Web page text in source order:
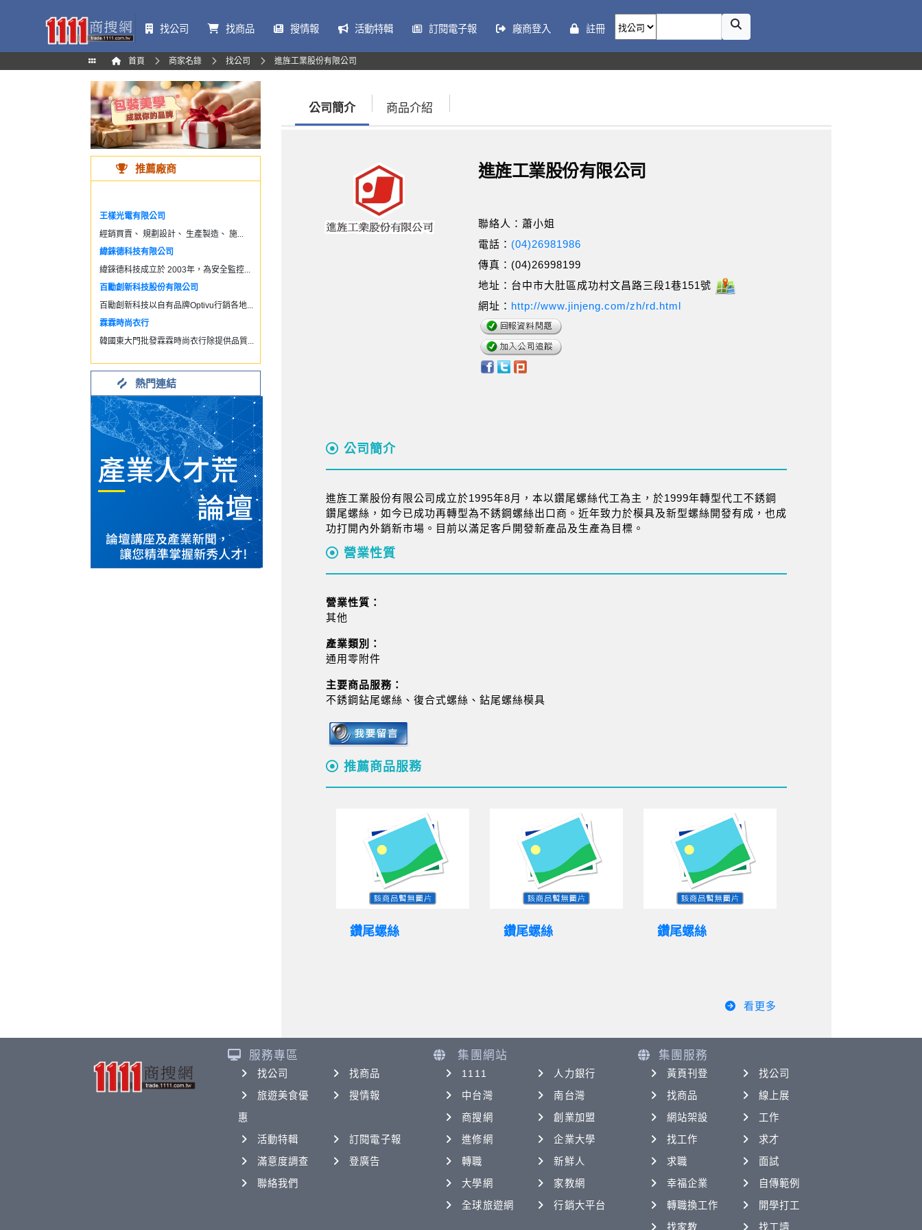
找公司 找商品 搜情報 活動特輯 訂閱電子報 廠商登入 註冊
首頁 商家名錄 找公司 進旌工業股份有限公司
推薦廠商
王樣光電有限公司
經銷買賣、 規劃設計、 生產製造、 施...
緯錸德科技有限公司
緯錸德科技成立於 2003年，為安全監控...
百勵創新科技股份有限公司
百勵創新科技以自有品牌Optivu行銷各地...
霖霖時尚衣行
韓國東大門批發霖霖時尚衣行除提供品質...
熱門連結
公司簡介 商品介紹
進旌工業股份有限公司
聯絡人：蕭小姐
電話： (04)26981986
傳真：(04)26998199
地址：台中市大肚區成功村文昌路三段1巷151號
網址： http://www.jinjeng.com/zh/rd.html
公司簡介
進旌工業股份有限公司成立於1995年8月，本以鑽尾螺絲代工為主，於1999年轉型代工不銹鋼
鑽尾螺絲，如今已成功再轉型為不銹鋼螺絲出口商。近年致力於模具及新型螺絲開發有成，也成
功打開內外銷新市場。目前以滿足客戶開發新產品及生產為目標。
營業性質
營業性質：
其他
產業類別：
通用零附件
主要商品服務：
不銹鋼鉆尾螺絲、復合式螺絲、鉆尾螺絲模具
推薦商品服務
鑽尾螺絲 鑽尾螺絲 鑽尾螺絲
看更多
服務專區
找公司
找商品
旅遊美食優
惠
搜情報
活動特輯
訂閱電子報
滿意度調查
登廣告
聯絡我們
集團網站
1111
人力銀行
中台灣
南台灣
商搜網
創業加盟
進修網
企業大學
轉職
新鮮人
大學網
家教網
全球旅遊網
行銷大平台
集團服務
黃頁刊登
找公司
找商品
線上展
網站架設
工作
找工作
求才
求職
面試
幸福企業
自傳範例
轉職換工作
開學打工
找家教
找工讀